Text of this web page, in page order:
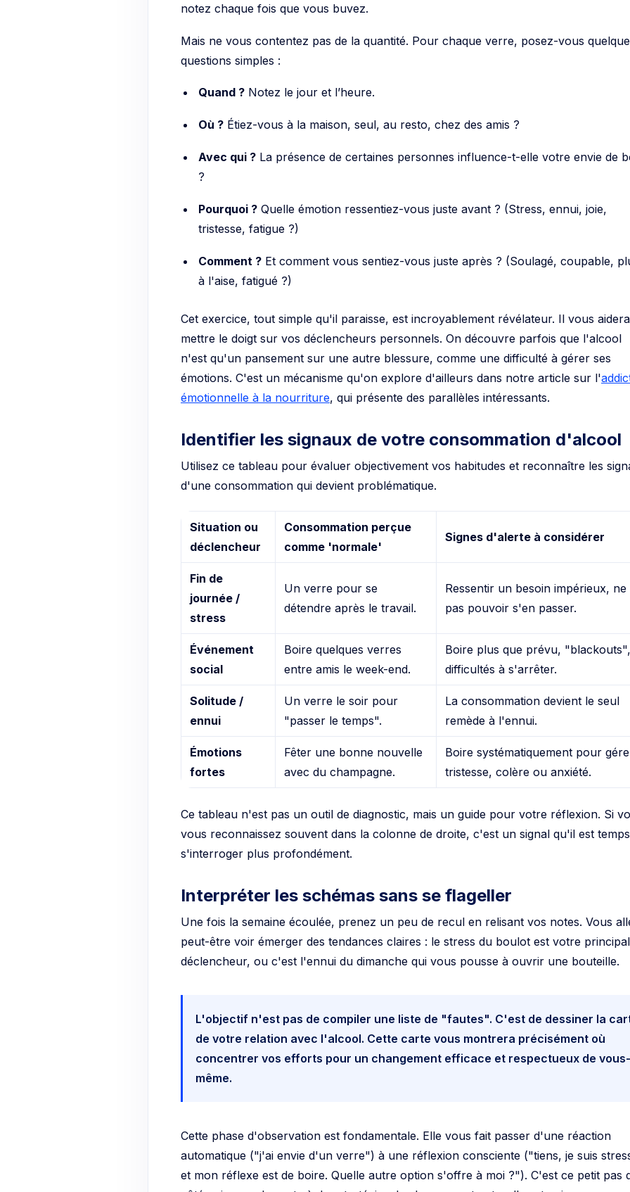
notez chaque fois que vous buvez.
Mais ne vous contentez pas de la quantité. Pour chaque verre, posez-vous
questions simples :
Quand ?Notez le jour et l’heure.
Où ?Étiez-vous à la maison, seul, au resto, chez des amis ?
Avec qui ?La présence de certaines personnes influence-t-elle votre envie de
?
Pourquoi ?Quelle émotion ressentiez-vous juste avant ? (Stress, ennui, joie,
tristesse, fatigue ?)
Comment ?Et comment vous sentiez-vous juste après ? (Soulagé, coupable,
à l'aise, fatigué ?)
Cet exercice, tout simple qu'il paraisse, est incroyablement révélateur. Il vous
mettre le doigt sur vos déclencheurs personnels. On découvre parfois que l'alcool
n'est qu'un pansement sur une autre blessure, comme une difficulté à gérer ses
émotions. C'est un mécanisme qu'on explore d'ailleurs dans notre article sur l'
émotionnelle à la nourriture, qui présente des parallèles intéressants.
Identifier les signaux de votre consommation d'alcool
Utilisez ce tableau pour évaluer objectivement vos habitudes et reconnaître les
d'une consommation qui devient problématique.
Situation ou
déclencheur
Consommation perçue
comme 'normale'
Signes d'alerte à considérer
Fin de
journée /
stress
Un verre pour se
détendre après le travail.
Ressentir un besoin impérieux, ne
pas pouvoir s'en passer.
Événement
social
Boire quelques verres
entre amis le week-end.
Boire plus que prévu, "blackouts",
difficultés à s'arrêter.
Solitude /
ennui
Un verre le soir pour
"passer le temps".
La consommation devient le seul
remède à l'ennui.
Émotions
fortes
Fêter une bonne nouvelle
avec du champagne.
Boire systématiquement pour
tristesse, colère ou anxiété.
Ce tableau n'est pas un outil de diagnostic, mais un guide pour votre réflexion. Si
vous reconnaissez souvent dans la colonne de droite, c'est un signal qu'il est
s'interroger plus profondément.
Interpréter les schémas sans se flageller
Une fois la semaine écoulée, prenez un peu de recul en relisant vos notes. Vous
peut-être voir émerger des tendances claires : le stress du boulot est votre principal
déclencheur, ou c'est l'ennui du dimanche qui vous pousse à ouvrir une bouteille.
L'objectif n'est pas de compiler une liste de "fautes". C'est de dessiner la
de votre relation avec l'alcool. Cette carte vous montrera précisément où
concentrer vos efforts pour un changement efficace et respectueux de vous-
même.
Cette phase d'observation est fondamentale. Elle vous fait passer d'une réaction
automatique ("j'ai envie d'un verre") à une réflexion consciente ("tiens, je suis
et mon réflexe est de boire. Quelle autre option s'offre à moi ?"). C'est ce petit pas